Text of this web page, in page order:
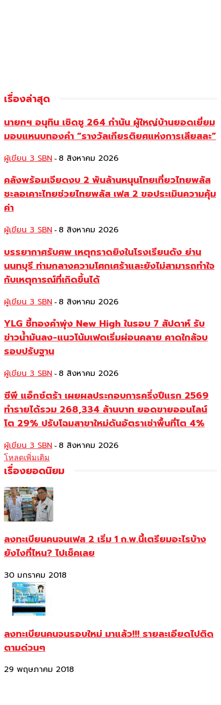
เรื่องล่าสุด
นายกฯ อนุทิน เชิดชู 264 กำนัน ผู้ใหญ่บ้านยอดเยี่ยม
มอบแหนบทองคำ “รางวัลเกียรติยศแห่งการเสียสละ”
ผู้เขียน 3 SBN - 8 สิงหาคม 2026
คลังพร้อมเจียดงบ 2 พันล้านหนุนไทยเที่ยวไทยพลัส
ชะลอเคาะไทยช่วยไทยพลัส เฟส 2 ขอประเมินความคุ้ม
ค่า
ผู้เขียน 3 SBN - 8 สิงหาคม 2026
บรรยากาศรับศพ เหตุกราดยิงในโรงเรียนดัง ย่าน
นนทบุรี ท่ามกลางความโศกเศร้าและยังไม่สามารถทำใจ
กับเหตุการณ์ที่เกิดขึ้นได้
ผู้เขียน 3 SBN - 8 สิงหาคม 2026
YLG ชี้ทองคำพุ่ง New High ในรอบ 7 สัปดาห์ รับ
ข่าวน้ำมันลง-แนวโน้มเฟดเริ่มผ่อนคลาย คาดใกล้จบ
รอบปรับฐาน
ผู้เขียน 3 SBN - 8 สิงหาคม 2026
ซีพี แอ็กซ์ตร้า เผยผลประกอบการครึ่งปีแรก 2569
ทำรายได้รวม 268,334 ล้านบาท ยอดขายออนไลน์
โต 29% ปรับโฉมสาขาใหม่ดันอัตราเช่าพื้นที่โต 4%
ผู้เขียน 3 SBN - 8 สิงหาคม 2026
โหลดเพิ่มเติม
เรื่องยอดนิยม
ลงทะเบียนคนจนเฟส 2 เริ่ม 1 ก.พ.นี้เตรียมอะไรบ้าง
ยังไงที่ไหน? ไปเช็คเลย
30 มกราคม 2018
ลงทะเบียนคนจนรอบใหม่ มาแล้ว!!! รายละเอียดไปติด
ตามด่วนๆ
29 พฤษภาคม 2018